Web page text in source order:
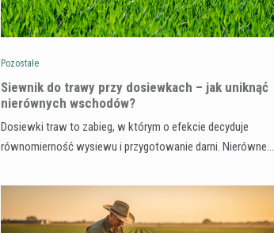
Pozostałe
Siewnik do trawy przy dosiewkach – jak uniknąć
nierównych wschodów?
Dosiewki traw to zabieg, w którym o efekcie decyduje
równomierność wysiewu i przygotowanie darni. Nierówne…